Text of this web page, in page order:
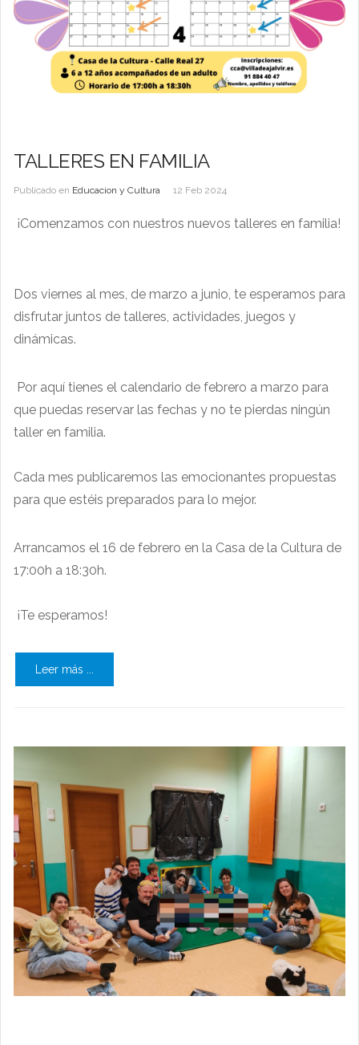
TALLERES EN FAMILIA
Publicado en Educacion y Cultura 12 Feb 2024
¡Comenzamos con nuestros nuevos talleres en familia!
Dos viernes al mes, de marzo a junio, te esperamos para
disfrutar juntos de talleres, actividades, juegos y
dinámicas.
Por aquí tienes el calendario de febrero a marzo para
que puedas reservar las fechas y no te pierdas ningún
taller en familia.
Cada mes publicaremos las emocionantes propuestas
para que estéis preparados para lo mejor.
Arrancamos el 16 de febrero en la Casa de la Cultura de
17:00h a 18:30h.
¡Te esperamos!
Leer más ...